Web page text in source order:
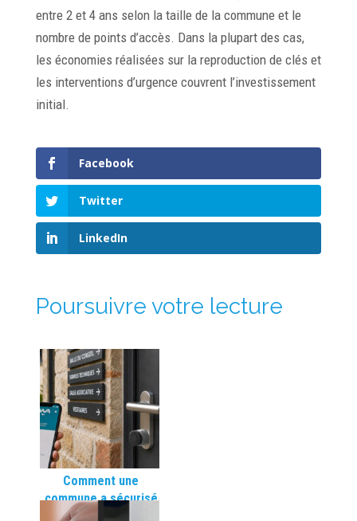
entre 2 et 4 ans selon la taille de la commune et le
nombre de points d’accès. Dans la plupart des cas,
les économies réalisées sur la reproduction de clés et
les interventions d’urgence couvrent l’investissement
initial.
Facebook
Twitter
LinkedIn
Poursuivre votre lecture
Comment une
commune a sécurisé
ses équipements